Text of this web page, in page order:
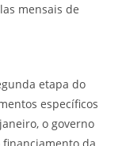
mensais de
etapa do
específicos
o governo
financiamento da